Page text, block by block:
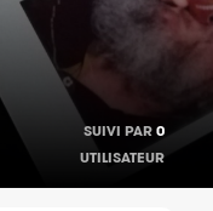
SUIVI PAR 0
UTILISATEUR